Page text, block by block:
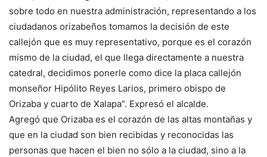
sobre todo en nuestra administración, representando a los
ciudadanos orizabeños tomamos la decisión de este
callejón que es muy representativo, porque es el corazón
mismo de la ciudad, el que llega directamente a nuestra
catedral, decidimos ponerle como dice la placa callejón
monseñor Hipólito Reyes Larios, primero obispo de
Orizaba y cuarto de Xalapa”. Expresó el alcalde.
Agregó que Orizaba es el corazón de las altas montañas y
que en la ciudad son bien recibidas y reconocidas las
personas que hacen el bien no sólo a la ciudad, sino a la